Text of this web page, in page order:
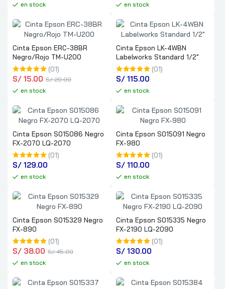
en stock en stock
Cinta Epson ERC-38BR
Negro/Rojo TM-U200
(01)
S/ 20.00
S/ 15.00
en stock
Cinta Epson LK-4WBN
Labelworks Standard 1/2″
(01)
S/ 115.00
en stock
Cinta Epson S015086 Negro
FX-2070 LQ-2070
(01)
S/ 129.00
en stock
Cinta Epson S015091 Negro
FX-980
(01)
S/ 110.00
en stock
Cinta Epson S015329 Negro
FX-890
(01)
S/ 45.00
S/ 38.00
en stock
Cinta Epson S015335 Negro
FX-2190 LQ-2090
(01)
S/ 130.00
en stock